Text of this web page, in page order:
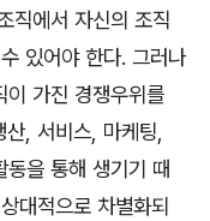
직에서 자신의 조직
있어야 한다. 그러나
이 가진 경쟁우위를
산, 서비스, 마케팅,
을 통해 생기기 때
대적으로 차별화되